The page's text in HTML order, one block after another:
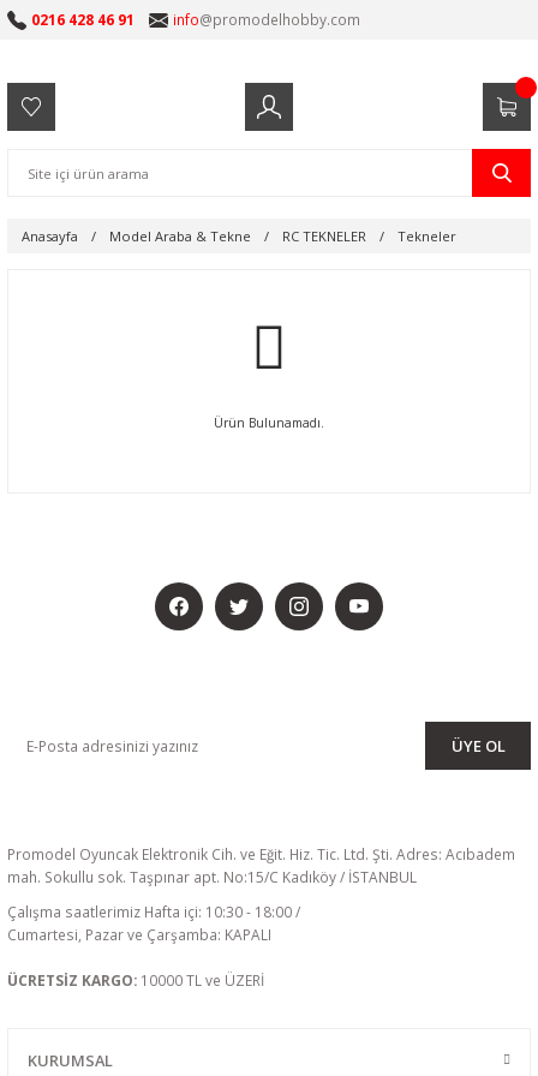
0216 428 46 91 info@promodelhobby.com
Anasayfa Model Araba & Tekne RC TEKNELER Tekneler
Ürün Bulunamadı.
ÜYE OL
Promodel Oyuncak Elektronik Cih. ve Eğit. Hiz. Tic. Ltd. Şti. Adres: Acıbadem
mah. Sokullu sok. Taşpınar apt. No:15/C Kadıköy / İSTANBUL
Çalışma saatlerimiz Hafta içi: 10:30 - 18:00 /
Cumartesi, Pazar ve Çarşamba: KAPALI
ÜCRETSİZ KARGO: 10000 TL ve ÜZERİ
KURUMSAL